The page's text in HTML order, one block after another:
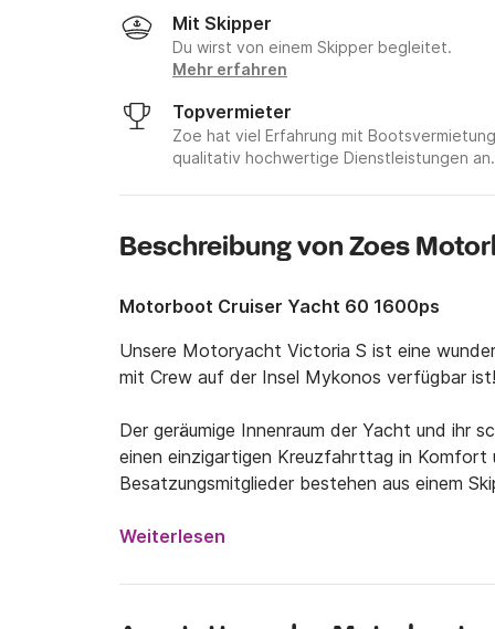
Mit Skipper
Du wirst von einem Skipper begleitet.
Mehr erfahren
Topvermieter
Zoe hat viel Erfahrung mit
qualitativ hochwertige Dienstleistungen an.
Beschreibung von Zoes
Motorboot Cruiser Yacht 60 1600ps
Unsere Motoryacht Victoria S ist eine
mit Crew auf der Insel Mykonos verfügbar ist!
Der geräumige Innenraum der Yacht und ihr
einen einzigartigen Kreuzfahrttag in Komfort
Besatzungsmitglieder bestehen aus einem
leistungsstarken Motor von 1600 PS
Im Preis inbegriffen:
Weiterlesen